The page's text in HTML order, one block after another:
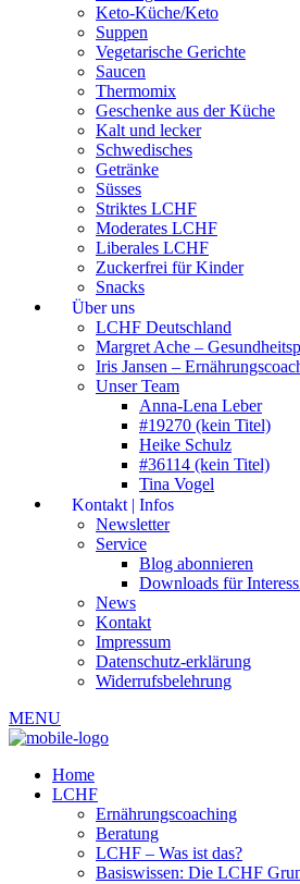
Keto-Küche/Keto
Suppen
Vegetarische Gerichte
Saucen
Thermomix
Geschenke aus der Küche
Kalt und lecker
Schwedisches
Getränke
Süsses
Striktes LCHF
Moderates LCHF
Liberales LCHF
Zuckerfrei für Kinder
Snacks
Über uns
LCHF Deutschland
Margret Ache –
Iris Jansen –
Unser Team
Anna-Lena Leber
#19270 (kein Titel)
Heike Schulz
#36114 (kein Titel)
Tina Vogel
Kontakt | Infos
Newsletter
Service
Blog abonnieren
Downloads für
News
Kontakt
Impressum
Datenschutz-erklärung
Widerrufsbelehrung
MENU
Home
LCHF
Ernährungscoaching
Beratung
LCHF – Was ist das?
Basiswissen: Die LCHF